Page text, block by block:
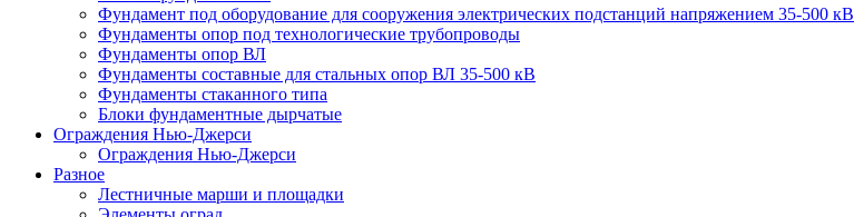
Фундамент под оборудование для сооружения электрических подстанций напряжением 35-500 кВ
Фундаменты опор под технологические трубопроводы
Фундаменты опор ВЛ
Фундаменты составные для стальных опор ВЛ 35-500 кВ
Фундаменты стаканного типа
Блоки фундаментные дырчатые
Ограждения Нью-Джерси
Ограждения Нью-Джерси
Разное
Лестничные марши и площадки